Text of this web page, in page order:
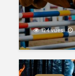
124 vues